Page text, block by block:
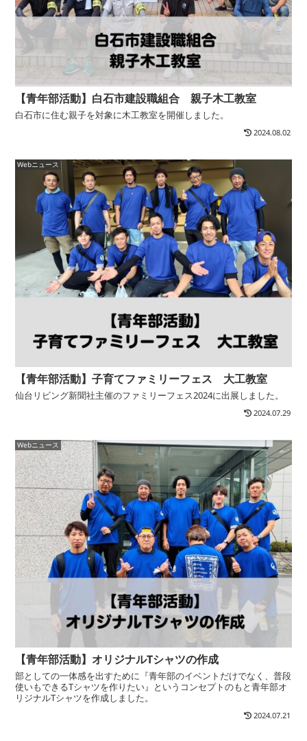
【青年部活動】白石市建設職組合 親子木工教室
白石市に住む親子を対象に木工教室を開催しました。
2024.08.02
Webニュース
【青年部活動】子育てファミリーフェス 大工教室
仙台リビング新聞社主催のファミリーフェス2024に出展しました。
2024.07.29
Webニュース
【青年部活動】オリジナルTシャツの作成
部としての一体感を出すために『青年部のイベントだけでなく、普段
使いもできるTシャツを作りたい』というコンセプトのもと青年部オ
リジナルTシャツを作成しました。
2024.07.21